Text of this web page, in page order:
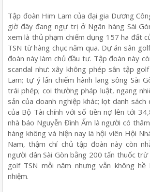
Tập đoàn Him Lam của đại gia Dương
giờ đây đang ngự trị ở Ngân hàng Sài
xem là thủ phạm chiếm dụng 157 ha đất
TSN từ hàng chục năm qua. Dự án sân
đoàn này làm chủ đầu tư. Tập đoàn này
scandal như: xây không phép sân tập
Lam; tự ý lấn chiếm hành lang sông Sài
trái phép; coi thường pháp luật, ngang
sản của doanh nghiệp khác; lọt danh
của Bộ Tài chính với số tiền nợ lên tới
nhà báo Nguyễn Đình Ấm là người có
hàng không và hiện nay là hội viên Hội
Nam, thậm chí chủ tập đoàn này còn
người dân Sài Gòn bằng 200 tấn thuốc
golf TSN mỗi năm nhưng vẫn không
nhiệm.